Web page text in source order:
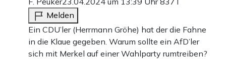
Melden
Ein CDU’ler (Herrmann Gröhe) hat der die Fahne
in die Klaue gegeben. Warum sollte ein AfD’ler
sich mit Merkel auf einer Wahlparty rumtreiben?